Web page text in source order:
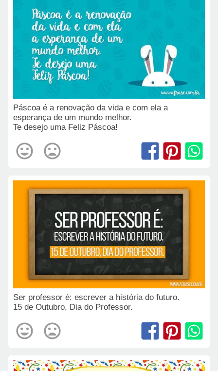
Páscoa é a renovação da vida e com ela a
esperança de um mundo melhor.
Te desejo uma Feliz Páscoa!
Ser professor é: escrever a história do futuro.
15 de Outubro, Dia do Professor.